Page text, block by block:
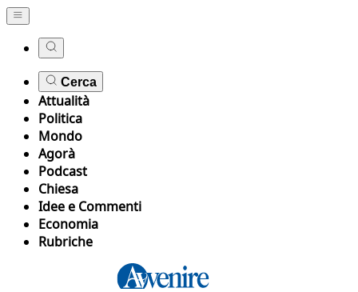
Cerca
Attualità
Politica
Mondo
Agorà
Podcast
Chiesa
Idee e Commenti
Economia
Rubriche